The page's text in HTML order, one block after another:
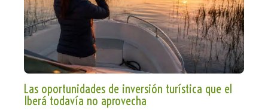
Las oportunidades de inversión turística que el
Iberá todavía no aprovecha